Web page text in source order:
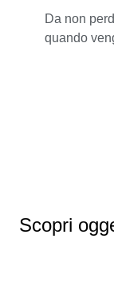
Da non
quando
Scopri